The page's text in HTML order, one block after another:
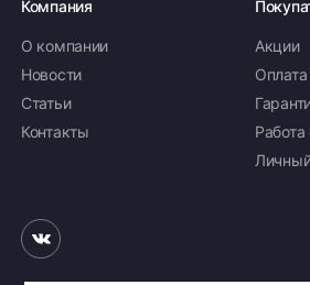
Компания
О компании
Новости
Статьи
Контакты
Акции